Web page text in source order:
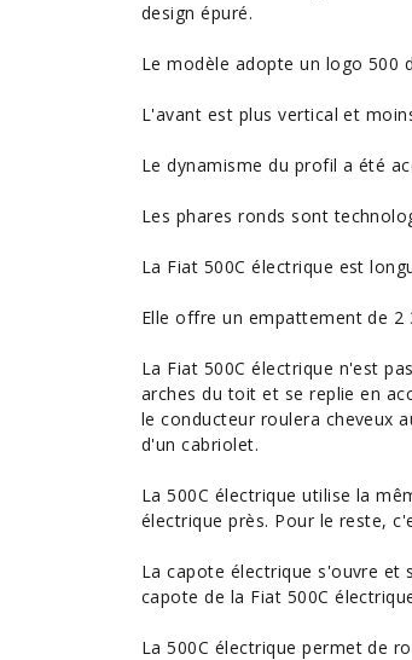
design épuré.
Le modèle adopte un logo 500
L'avant est plus vertical et
Le dynamisme du profil a été
Les phares ronds sont
La Fiat 500C électrique est
Elle offre un empattement de
La Fiat 500C électrique n'est
arches du toit et se replie en
le conducteur roulera cheveux
d'un cabriolet.
La 500C électrique utilise la
électrique près. Pour le reste,
La capote électrique s'ouvre et
capote de la Fiat 500C
La 500C électrique permet de